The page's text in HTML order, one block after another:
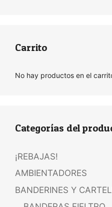
Carrito
No hay productos en el
Categorías del
¡REBAJAS!
AMBIENTADORES
BANDERINES Y